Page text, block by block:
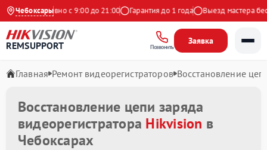
Чебоксары
Ежедневно с 9:00 до 21:00 Гарантия до 1 года Выезд мастера
REMSUPPORT Позвонить
Заявка
Главная Ремонт видеорегистраторов Восстановление
Восстановление цепи заряда
видеорегистратора Hikvision в
Чебоксарах